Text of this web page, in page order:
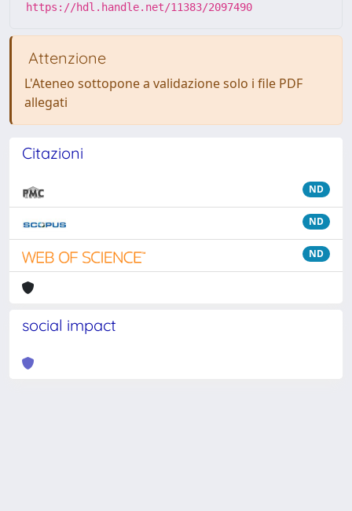
https://hdl.handle.net/11383/2097490
Attenzione
L'Ateneo sottopone a validazione solo i file PDF
allegati
Citazioni
ND
ND
ND
social impact